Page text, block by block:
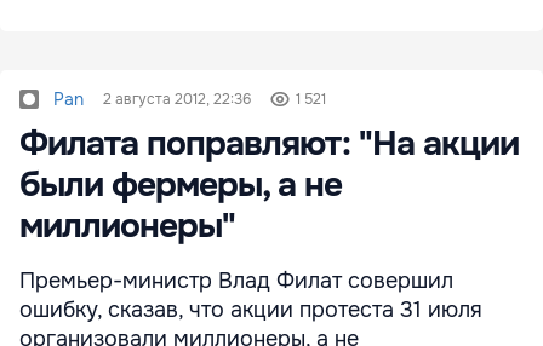
Pan 2 августа 2012, 22:36 1 521
Филата поправляют: "На акции
были фермеры, а не
миллионеры"
Премьер-министр Влад Филат совершил
ошибку, сказав, что акции протеста 31 июля
организовали миллионеры, а не